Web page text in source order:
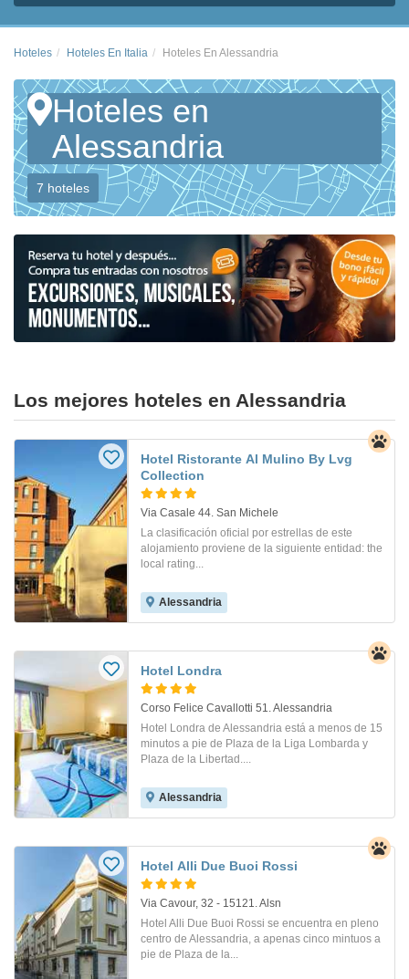
Hoteles Hoteles En Italia Hoteles En Alessandria
Hoteles en
Alessandria
7 hoteles
Los mejores hoteles en Alessandria
Hotel Ristorante Al Mulino By Lvg
Collection
Via Casale 44. San Michele
La clasificación oficial por estrellas de este
alojamiento proviene de la siguiente entidad: the
local rating...
Alessandria
Hotel Londra
Corso Felice Cavallotti 51. Alessandria
Hotel Londra de Alessandria está a menos de 15
minutos a pie de Plaza de la Liga Lombarda y
Plaza de la Libertad....
Alessandria
Hotel Alli Due Buoi Rossi
Via Cavour, 32 - 15121. Alsn
Hotel Alli Due Buoi Rossi se encuentra en pleno
centro de Alessandria, a apenas cinco mintuos a
pie de Plaza de la...